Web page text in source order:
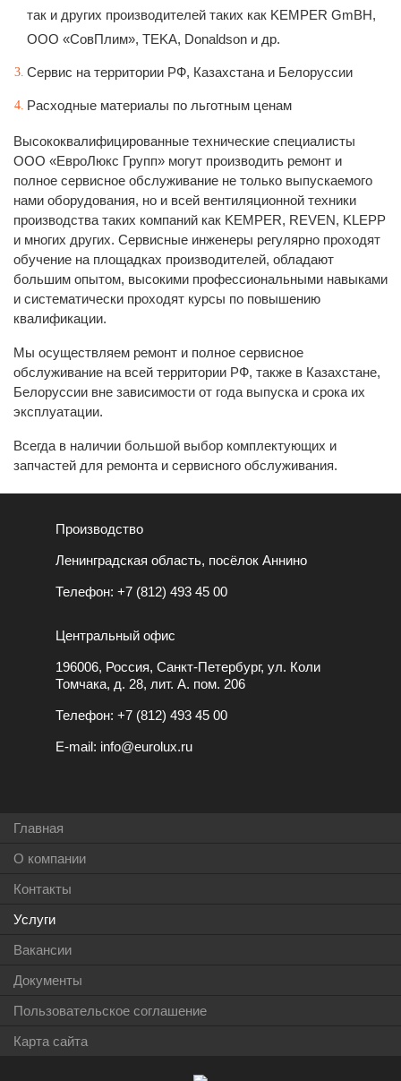
так и других производителей таких как KEMPER GmBH,
ООО «СовПлим», TEKA, Donaldson и др.
Сервис на территории РФ, Казахстана и Белоруссии
Расходные материалы по льготным ценам
Высококвалифицированные технические специалисты
ООО «ЕвроЛюкс Групп» могут производить ремонт и
полное сервисное обслуживание не только выпускаемого
нами оборудования, но и всей вентиляционной техники
производства таких компаний как KEMPER, REVEN, KLEPP
и многих других. Сервисные инженеры регулярно проходят
обучение на площадках производителей, обладают
большим опытом, высокими профессиональными навыками
и систематически проходят курсы по повышению
квалификации.
Мы осуществляем ремонт и полное сервисное
обслуживание на всей территории РФ, также в Казахстане,
Белоруссии вне зависимости от года выпуска и срока их
эксплуатации.
Всегда в наличии большой выбор комплектующих и
запчастей для ремонта и сервисного обслуживания.
Производство
Ленинградская область, посёлок Аннино
Телефон: +7 (812) 493 45 00
Центральный офис
196006, Россия, Санкт-Петербург, ул. Коли
Томчака, д. 28, лит. А. пом. 206
Телефон: +7 (812) 493 45 00
E-mail: info@eurolux.ru
Главная
О компании
Контакты
Услуги
Вакансии
Документы
Пользовательское соглашение
Карта сайта